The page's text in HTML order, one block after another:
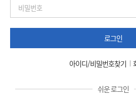
로그인
아이디/비밀번호찾기
쉬운 로그인